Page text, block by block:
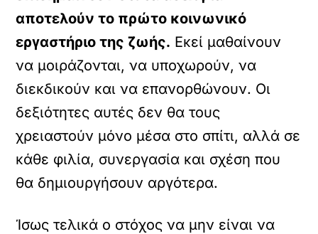
αποτελούν το πρώτο κοινωνικό
εργαστήριο της ζωής. Εκεί μαθαίνουν
να μοιράζονται, να υποχωρούν, να
διεκδικούν και να επανορθώνουν. Οι
δεξιότητες αυτές δεν θα τους
χρειαστούν μόνο μέσα στο σπίτι, αλλά σε
κάθε φιλία, συνεργασία και σχέση που
θα δημιουργήσουν αργότερα.
Ίσως τελικά ο στόχος να μην είναι να